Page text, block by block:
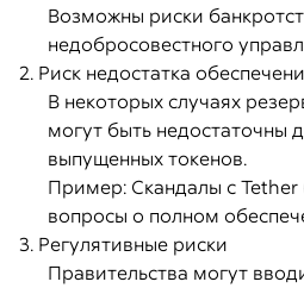
Возможны риски
недобросовестного
2. Риск недостатка
В некоторых случаях
могут быть недостаточны
выпущенных токенов.
Пример: Скандалы с Tether
вопросы о полном
3. Регулятивные риски
Правительства могут